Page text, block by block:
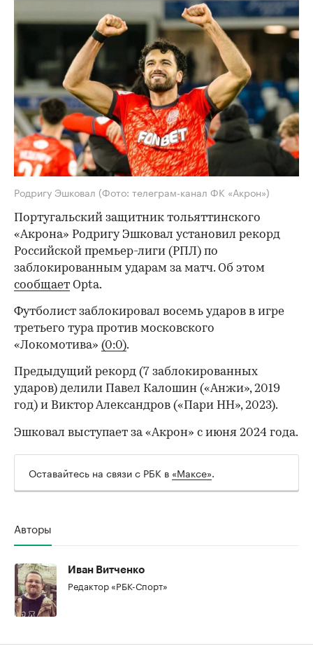
Родригу Эшковал (Фото: телеграм-канал ФК «Акрон»)
Португальский защитник тольяттинского
«Акрона» Родригу Эшковал установил рекорд
Российской премьер-лиги (РПЛ) по
заблокированным ударам за матч. Об этом
сообщает Opta.
Футболист заблокировал восемь ударов в игре
третьего тура против московского
«Локомотива» (0:0).
Предыдущий рекорд (7 заблокированных
ударов) делили Павел Калошин («Анжи», 2019
год) и Виктор Александров («Пари НН», 2023).
00:00 / 00:00
Эшковал выступает за «Акрон» с июня 2024 года.
Оставайтесь на связи с РБК в «Максе».
Авторы
Иван Витченко
Редактор «РБК-Спорт»